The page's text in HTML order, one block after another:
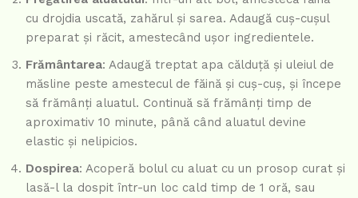
cu drojdia uscată, zahărul și sarea. Adaugă cuș-cuşul
preparat și răcit, amestecând ușor ingredientele.
Frământarea: Adaugă treptat apa călduță și uleiul de
măsline peste amestecul de făină și cuș-cuş, și începe
să frămânți aluatul. Continuă să frămânți timp de
aproximativ 10 minute, până când aluatul devine
elastic și nelipicios.
Dospirea: Acoperă bolul cu aluat cu un prosop curat și
lasă-l la dospit într-un loc cald timp de 1 oră, sau